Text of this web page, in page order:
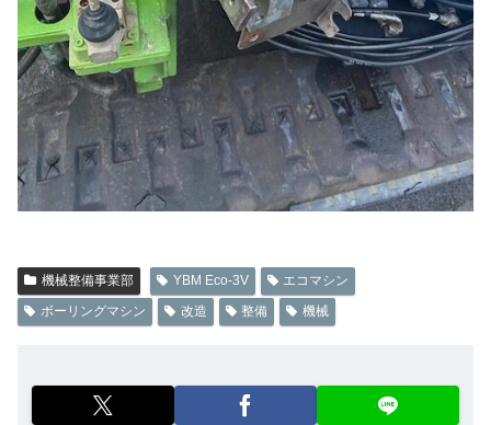
機械整備事業部 YBM Eco-3V
エコマシン
ボーリングマシン
改造 整備 機械